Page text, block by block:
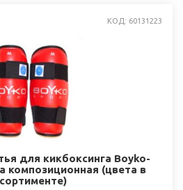
КОД: 60131223
для кикбоксинга Boyko-
композиционная (цвета в